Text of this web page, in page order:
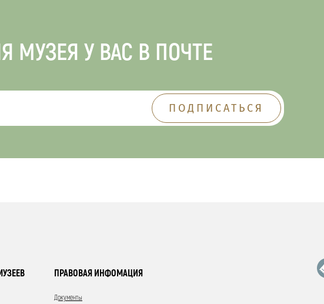
МУЗЕЯ У ВАС В ПОЧТЕ
ПРАВОВАЯ ИНФОМАЦИЯ
Документы